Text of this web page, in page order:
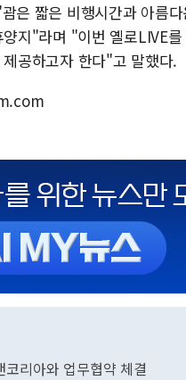
은 짧은 비행시간과 아름
지"라며 "이번 옐로LIVE
공하고자 한다"고 말했다.
코리아와 업무협약 체결